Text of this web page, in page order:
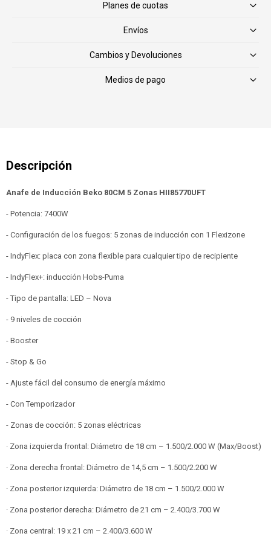
Planes de cuotas
Envíos
Cambios y Devoluciones
Medios de pago
Anafe de Inducción Beko 80CM 5 Zonas HII85770UFT
- Potencia: 7400W
- Configuración de los fuegos: 5 zonas de inducción con 1 Flexizone
- IndyFlex: placa con zona flexible para cualquier tipo de recipiente
- IndyFlex+: inducción Hobs-Puma
- Tipo de pantalla: LED – Nova
- 9 niveles de cocción
- Booster
- Stop & Go
- Ajuste fácil del consumo de energía máximo
- Con Temporizador
- Zonas de cocción: 5 zonas eléctricas
· Zona izquierda frontal: Diámetro de 18 cm – 1.500/2.000 W (Max/Boost)
· Zona derecha frontal: Diámetro de 14,5 cm – 1.500/2.200 W
· Zona posterior izquierda: Diámetro de 18 cm – 1.500/2.000 W
· Zona posterior derecha: Diámetro de 21 cm – 2.400/3.700 W
· Zona central: 19 x 21 cm – 2.400/3.600 W